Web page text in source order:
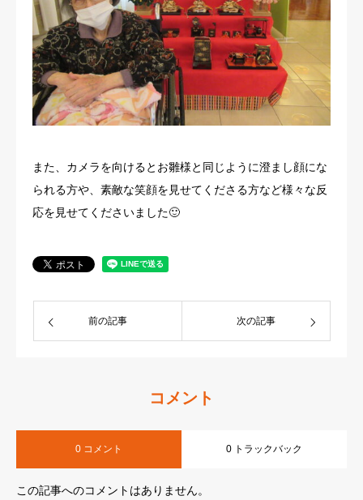
また、カメラを向けるとお雛様と同じように澄まし顔にな
られる方や、素敵な笑顔を見せてくださる方など様々な反
応を見せてくださいました🙂
前の記事 次の記事
コメント
0 コメント 0 トラックバック
この記事へのコメントはありません。